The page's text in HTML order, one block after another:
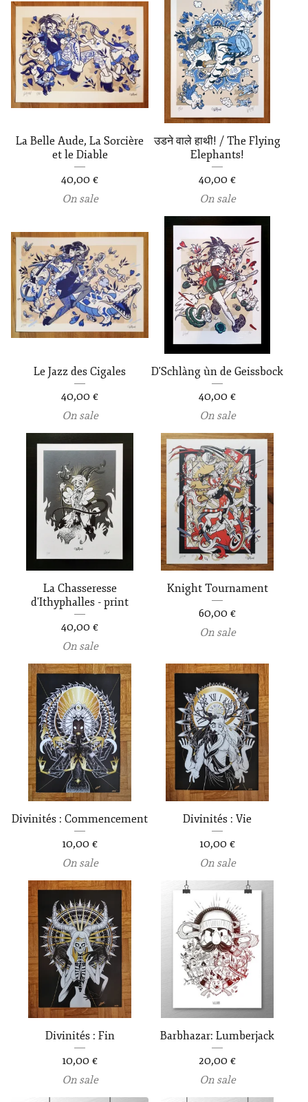
La Belle Aude, La Sorcière
et le Diable
40,00 €
On sale
उडने वाले हाथी! / The Flying
Elephants!
40,00 €
On sale
Le Jazz des Cigales
40,00 €
On sale
D'Schlàng ùn de Geissbock
40,00 €
On sale
La Chasseresse
d'Ithyphalles - print
40,00 €
On sale
Knight Tournament
60,00 €
On sale
Divinités : Commencement
10,00 €
On sale
Divinités : Vie
10,00 €
On sale
Divinités : Fin
10,00 €
On sale
Barbhazar: Lumberjack
20,00 €
On sale